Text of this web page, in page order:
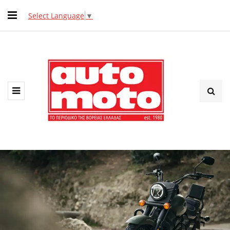
Select Language ▼